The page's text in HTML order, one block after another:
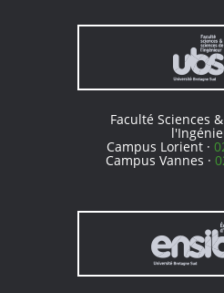
Faculté Sciences
Campus Lorient ·
Campus Vannes ·